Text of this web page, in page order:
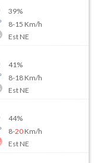
39%
8-15 Km/h
Est NE
41%
8-18Km/h
Est NE
44%
8-20Km/h
Est NE